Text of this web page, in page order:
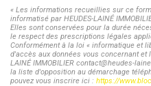
« Les informations recueillies sur ce
informatisé par HEUDES-LAINÉ
Elles sont conservées pour la durée
le respect des prescriptions légales
Conformément à la loi « informatique et
d'accès aux données vous concernant et
LAINÉ IMMOBILIER contact@heudes-
la liste d'opposition au démarchage
pouvez vous inscrire ici : https://